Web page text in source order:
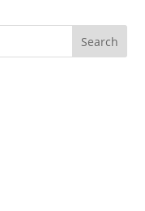
Search